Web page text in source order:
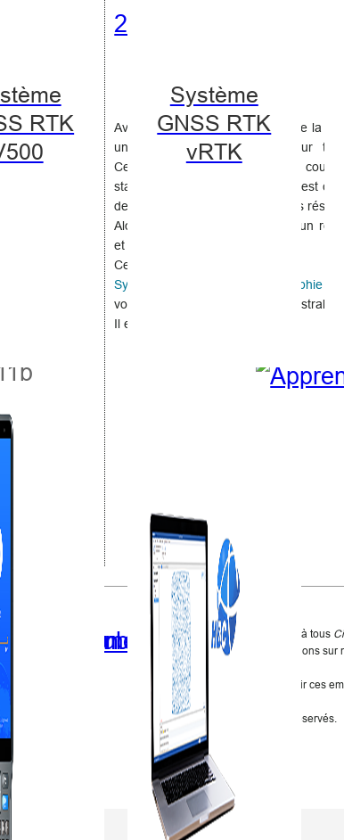
RTK
Système
GNSS RTK
vRTK
dans votre
vous situé ?
vous voir
intéressent ?
et nous
ville !
Avec le développement rapide de la
une importance croissante pour
Cependant, la méthode la plus
stations totales et les GPS RTK, est
de productivité humaine avec des
Alors, est-il possible de réaliser un
et efficace ?
Certainement oui !
Système de solution de cartographie
vous aider avec l'arpentage cadastral !
Il est temps de changer !
Nous avons envoyé ce message à tous
Si vous souhaitez plus d'informations
visitercette page
Si vous ne souhaitez plus recevoir ces
suivantSe désabonner
©2018Cible haute . Tous droits réservés.